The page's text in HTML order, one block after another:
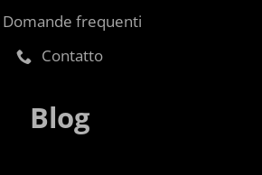
Domande frequenti
Contatto
Blog